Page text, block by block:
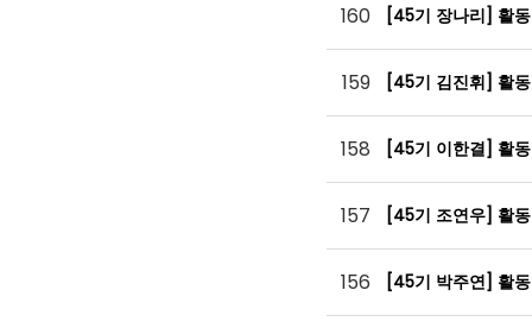
160 [45기 장나리] 활
159 [45기 김진휘] 활
158 [45기 이한결] 활
157 [45기 조연우] 활
156 [45기 박주연] 활